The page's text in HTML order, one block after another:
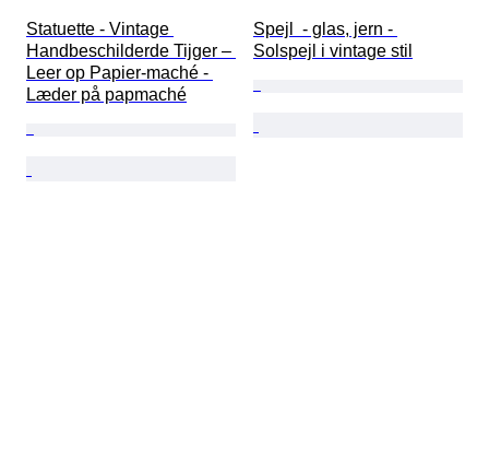
Statuette - Vintage
Handbeschilderde Tijger –
Leer op Papier-maché -
Læder på papmaché
Spejl  - glas, jern -
Solspejl i vintage stil